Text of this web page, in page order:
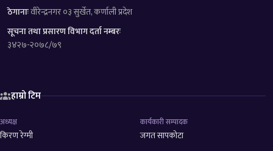
ठेगानाःवीरेन्द्रनगर ०३ सुर्खेत, कर्णाली प्रदेश
सूचना तथा प्रसारण विभाग दर्ता नम्बरः
३४२७-२०७८/७९
हाम्रो टिम
अध्यक्ष
किरण रेग्मी
कार्यकारी सम्पादक
जगत सापकोटा